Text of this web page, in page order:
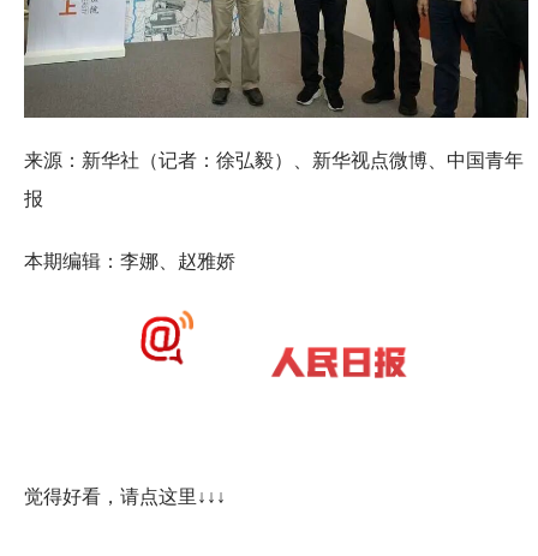
来源：新华社（记者：徐弘毅）、新华视点微博、中国青年
报
本期编辑：李娜、赵雅娇
觉得好看，请点这里↓↓↓